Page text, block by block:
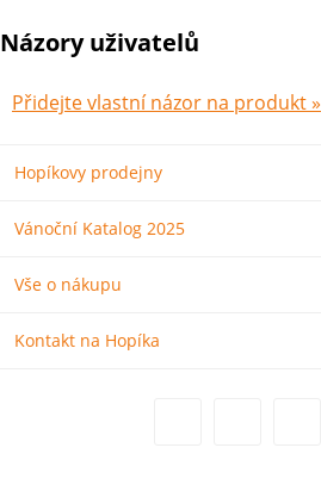
Názory uživatelů
Přidejte vlastní názor na produkt »
Hopíkovy prodejny
Vánoční Katalog 2025
Vše o nákupu
Kontakt na Hopíka